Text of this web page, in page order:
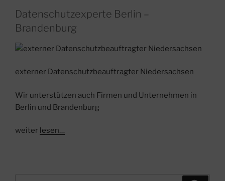
Datenschutzexperte Berlin –
Brandenburg
externer Datenschutzbeauftragter Niedersachsen
Wir unterstützen auch Firmen und Unternehmen in
Berlin und Brandenburg
weiter lesen…